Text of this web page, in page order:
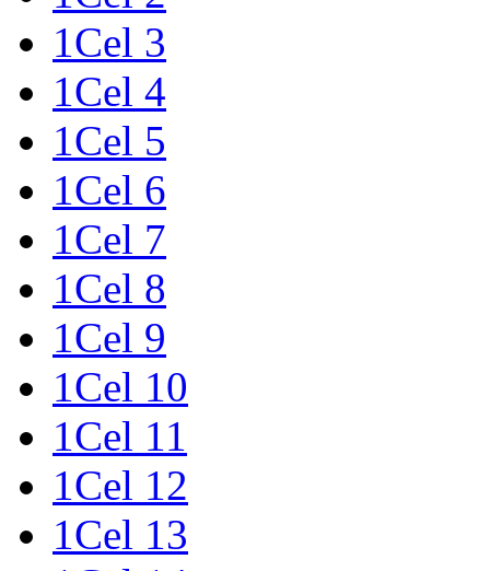
1Cel 3
1Cel 4
1Cel 5
1Cel 6
1Cel 7
1Cel 8
1Cel 9
1Cel 10
1Cel 11
1Cel 12
1Cel 13